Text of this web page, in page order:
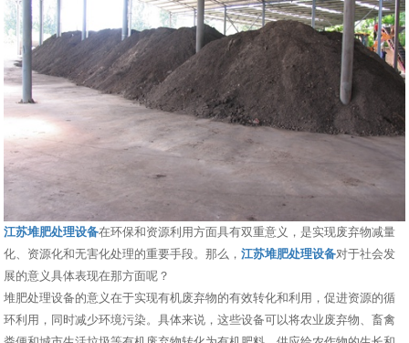
江苏堆肥处理设备在环保和资源利用方面具有双重意义，是实现废弃物减量
化、资源化和无害化处理的重要手段。那么，江苏堆肥处理设备对于社会发
展的意义具体表现在那方面呢？
堆肥处理设备的意义在于实现有机废弃物的有效转化和利用，促进资源的循
环利用，同时减少环境污染。具体来说，这些设备可以将农业废弃物、畜禽